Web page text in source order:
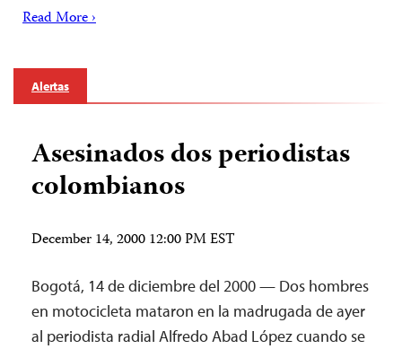
Read More ›
Alertas
Asesinados dos periodistas
colombianos
December 14, 2000 12:00 PM EST
Bogotá, 14 de diciembre del 2000 — Dos hombres
en motocicleta mataron en la madrugada de ayer
al periodista radial Alfredo Abad López cuando se